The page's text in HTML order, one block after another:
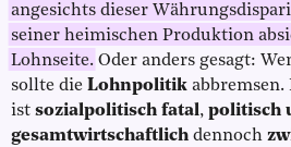
angesichts dieser
seiner heimischen Produktion
Lohnseite. Oder anders gesagt:
sollte die Lohnpolitik abbremsen.
ist sozialpolitisch fatal, politisch
gesamtwirtschaftlich dennoch